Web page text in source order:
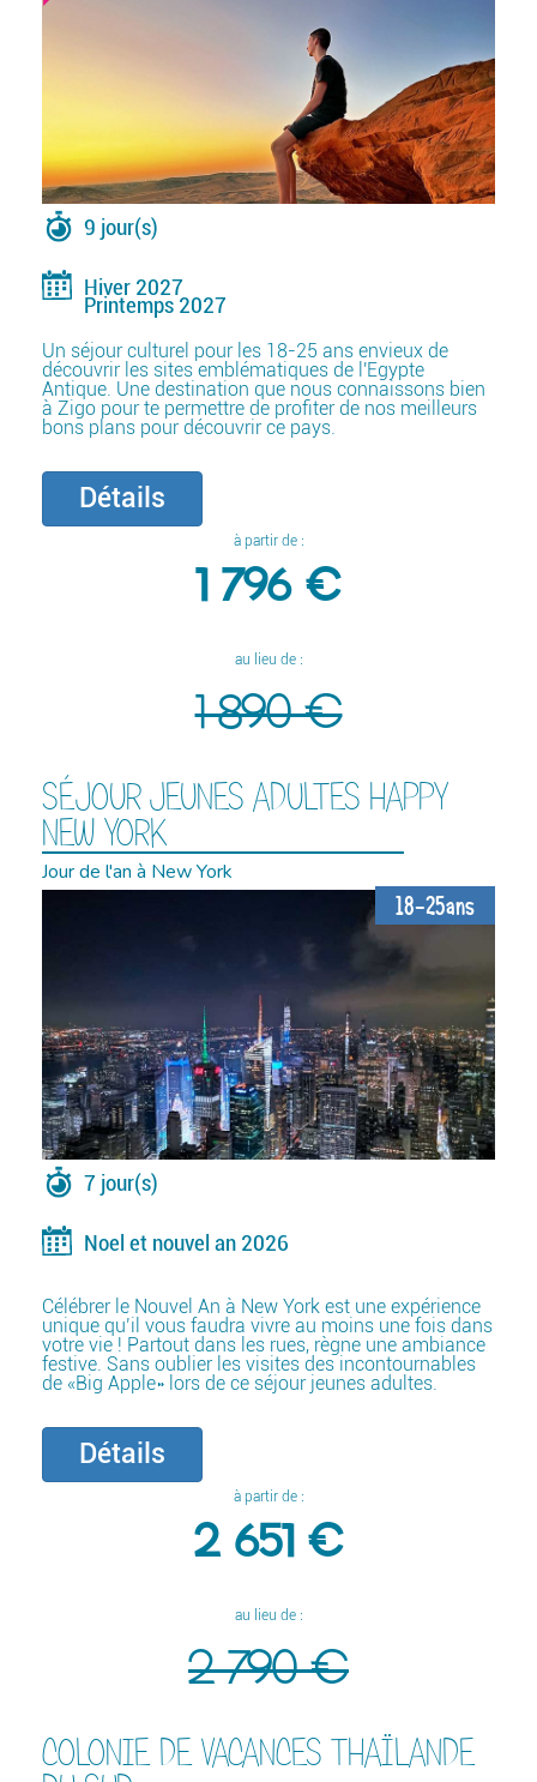
9 jour(s)
Hiver 2027
Printemps 2027
Un séjour culturel pour les 18-25 ans envieux de
découvrir les sites emblématiques de l'Egypte
Antique. Une destination que nous connaissons bien
à Zigo pour te permettre de profiter de nos meilleurs
bons plans pour découvrir ce pays.
Détails
à partir de :
1 796 €
au lieu de :
1 890 €
SÉJOUR JEUNES ADULTES HAPPY
NEW YORK
Jour de l'an à New York
18-25ans
7 jour(s)
Noel et nouvel an 2026
Célébrer le Nouvel An à New York est une expérience
unique qu’il vous faudra vivre au moins une fois dans
votre vie ! Partout dans les rues, règne une ambiance
festive. Sans oublier les visites des incontournables
de «Big Apple» lors de ce séjour jeunes adultes.
Détails
à partir de :
2 651 €
au lieu de :
2 790 €
COLONIE DE VACANCES THAÏLANDE